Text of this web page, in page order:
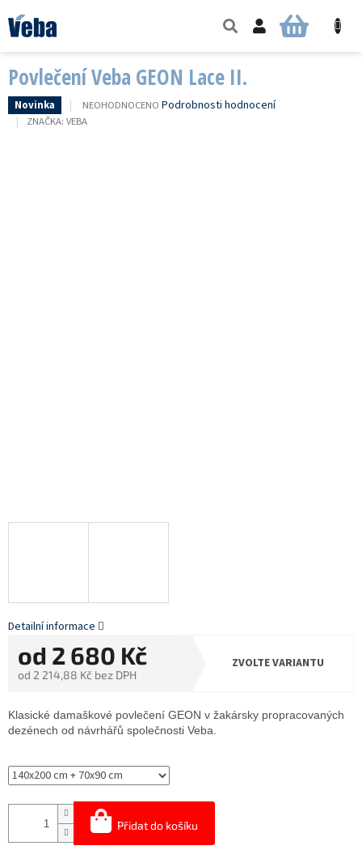
na
obsah
NÁKUPNÍ
Povlečení Veba GEON Lace II.
Novinka
PRŮMĚRNÉ
HODNOCENÍ
NEOHODNOCENO Podrobnosti hodnocení
ZNAČKA: VEBA
od 2 680 Kč
od 2 214,88 Kč bez DPH
ZVOLTE VARIANTU
Přidat do košíku
Klasické damaškové povlečení GEON v žakársky propracovaných
dezénech od návrhářů společnosti Veba.
Detailní informace